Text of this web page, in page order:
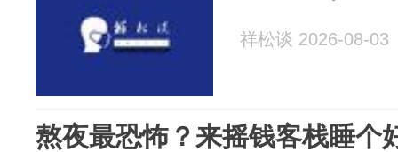
祥松谈 2026-08-03
熬夜最恐怖？来摇钱客栈睡个